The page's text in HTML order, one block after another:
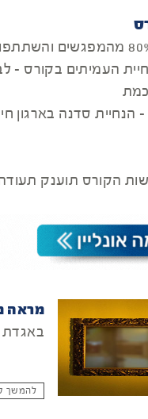
העמיתים בקורס -
הנחיית סדנה בארגון
הקורס תוענק
מראה
באגדת
להמשך